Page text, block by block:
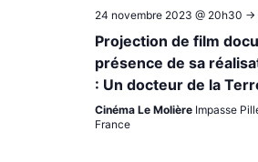
24 novembre 2023 @ 20h30 ->
Projection de film
présence de sa
: Un docteur de la
Cinéma Le Molière Impasse
France